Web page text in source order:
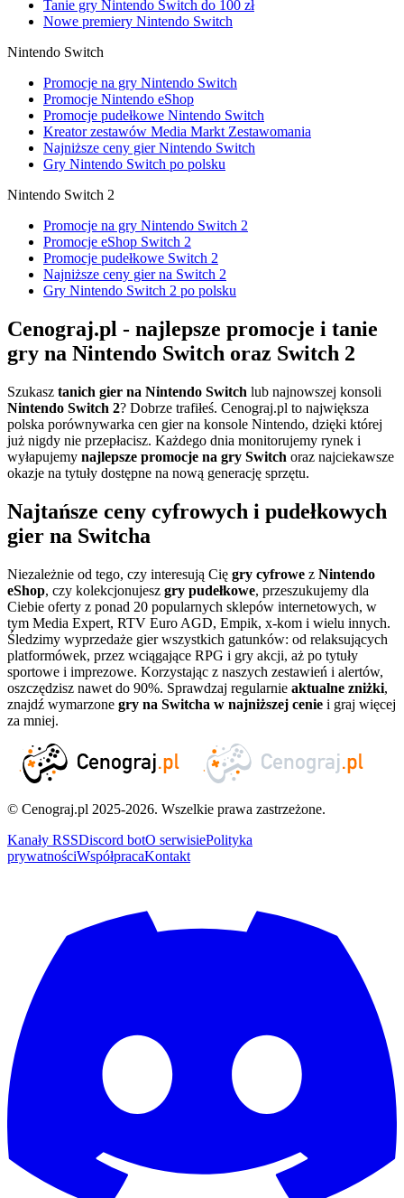
Tanie gry Nintendo Switch do 100 zł
Nowe premiery Nintendo Switch
Nintendo Switch
Promocje na gry Nintendo Switch
Promocje Nintendo eShop
Promocje pudełkowe Nintendo Switch
Kreator zestawów Media Markt Zestawomania
Najniższe ceny gier Nintendo Switch
Gry Nintendo Switch po polsku
Nintendo Switch 2
Promocje na gry Nintendo Switch 2
Promocje eShop Switch 2
Promocje pudełkowe Switch 2
Najniższe ceny gier na Switch 2
Gry Nintendo Switch 2 po polsku
Cenograj.pl - najlepsze promocje i tanie
gry na Nintendo Switch oraz Switch 2
Szukasz tanich gier na Nintendo Switch lub najnowszej konsoli
Nintendo Switch 2? Dobrze trafiłeś. Cenograj.pl to największa
polska porównywarka cen gier na konsole Nintendo, dzięki której
już nigdy nie przepłacisz. Każdego dnia monitorujemy rynek i
wyłapujemy najlepsze promocje na gry Switch oraz najciekawsze
okazje na tytuły dostępne na nową generację sprzętu.
Najtańsze ceny cyfrowych i pudełkowych
gier na Switcha
Niezależnie od tego, czy interesują Cię gry cyfrowe z Nintendo
eShop, czy kolekcjonujesz gry pudełkowe, przeszukujemy dla
Ciebie oferty z ponad 20 popularnych sklepów internetowych, w
tym Media Expert, RTV Euro AGD, Empik, x-kom i wielu innych.
Śledzimy wyprzedaże gier wszystkich gatunków: od relaksujących
platformówek, przez wciągające RPG i gry akcji, aż po tytuły
sportowe i imprezowe. Korzystając z naszych zestawień i alertów,
oszczędzisz nawet do 90%. Sprawdzaj regularnie aktualne zniżki,
znajdź wymarzone gry na Switcha w najniższej cenie i graj więcej
za mniej.
© Cenograj.pl 2025-2026. Wszelkie prawa zastrzeżone.
Kanały RSSDiscord botO serwisiePolityka
prywatnościWspółpracaKontakt